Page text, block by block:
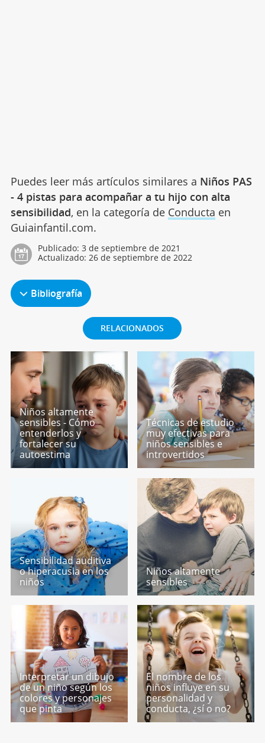
Puedes leer más artículos similares a Niños PAS
- 4 pistas para acompañar a tu hijo con alta
sensibilidad, en la categoría de Conducta en
Guiainfantil.com.
Publicado: 3 de septiembre de 2021
Actualizado: 26 de septiembre de 2022
Bibliografía
RELACIONADOS
Niños altamente
sensibles - Cómo
entenderlos y
fortalecer su
autoestima
Técnicas de estudio
muy efectivas para
niños sensibles e
introvertidos
Sensibilidad auditiva
o hiperacusia en los
niños
Niños altamente
sensibles
Interpretar un dibujo
de un niño según los
colores y personajes
que pinta
El nombre de los
niños influye en su
personalidad y
conducta, ¿sí o no?